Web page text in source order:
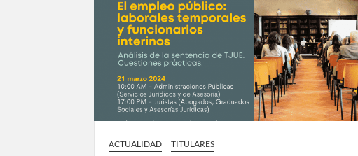
ACTUALIDAD TITULARES